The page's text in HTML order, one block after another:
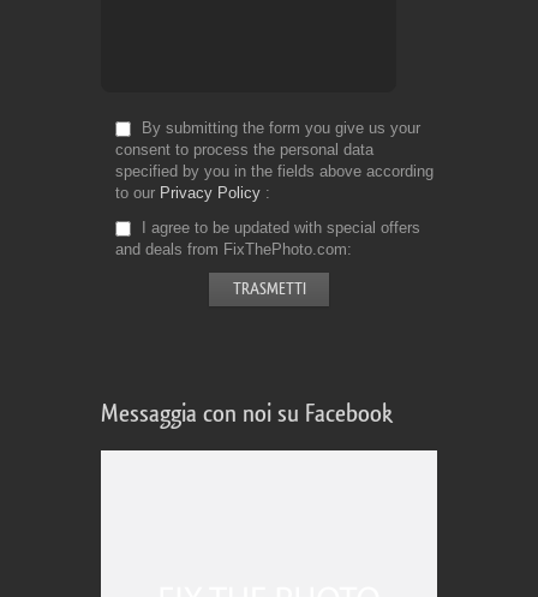
By submitting the form you give us your
consent to process the personal data
specified by you in the fields above according
to our Privacy Policy
I agree to be updated with special offers
and deals from FixThePhoto.com
Messaggia con noi su Facebook